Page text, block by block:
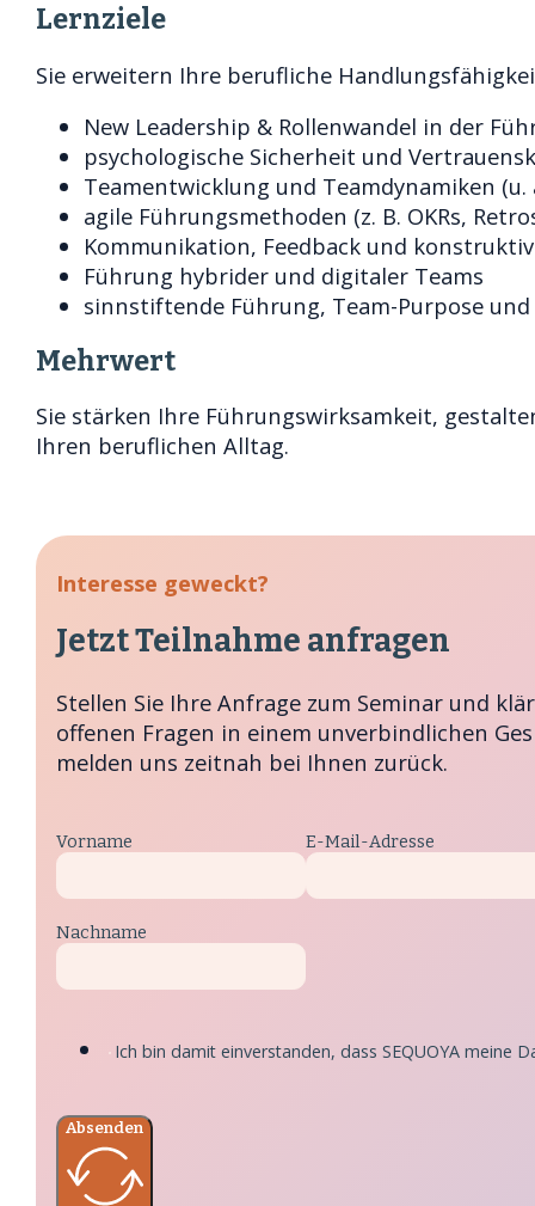
Lernziele
Sie erweitern Ihre berufliche
New Leadership & Rollenwandel in der
psychologische Sicherheit und
Teamentwicklung und Teamdynamiken
agile Führungsmethoden (z. B. OKRs,
Kommunikation, Feedback und
Führung hybrider und digitaler Teams
sinnstiftende Führung, Team-Purpose
Mehrwert
Sie stärken Ihre Führungswirksamkeit,
Ihren beruflichen Alltag.
Interesse geweckt?
Jetzt Teilnahme anfragen
Stellen Sie Ihre Anfrage zum Seminar und
offenen Fragen in einem unverbindlichen
melden uns zeitnah bei Ihnen zurück.
Vorname
Nachname
E-Mail-Adresse
Ich bin damit einverstanden, dass SEQUOYA meine
Absenden